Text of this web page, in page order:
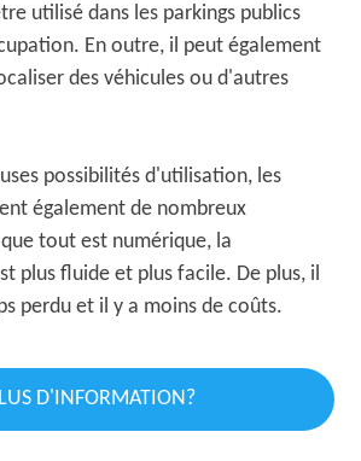
utilisé dans les parkings publics
En outre, il peut également
des véhicules ou d'autres
possibilités d'utilisation, les
également de nombreux
tout est numérique, la
plus fluide et plus facile. De plus, il
perdu et il y a moins de coûts.
D'INFORMATION?